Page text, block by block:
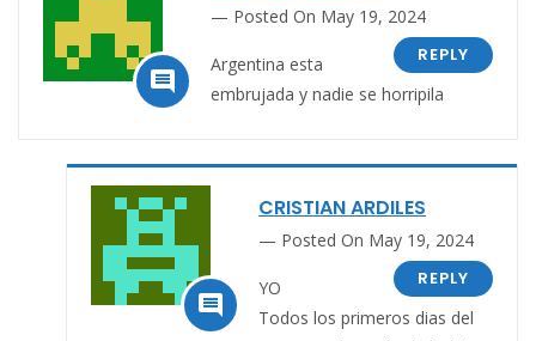

Posted On May 19, 2024
REPLY
Argentina esta
embrujada y nadie se horripila

CRISTIAN ARDILES
Posted On May 19, 2024
REPLY
YO
Todos los primeros dias del